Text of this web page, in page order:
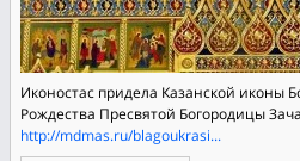
Иконостас придела Казанской иконы
Рождества Пресвятой Богородицы
http://mdmas.ru/blagoukrasi...